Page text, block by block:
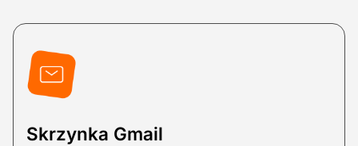
Skrzynka Gmail